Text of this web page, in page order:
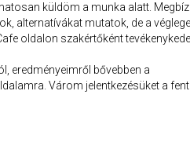
küldöm a munka alatt.
alternatívákat mutatok, de a
oldalon szakértőként
eredményeimről bővebben a
Várom jelentkezésüket a fenti